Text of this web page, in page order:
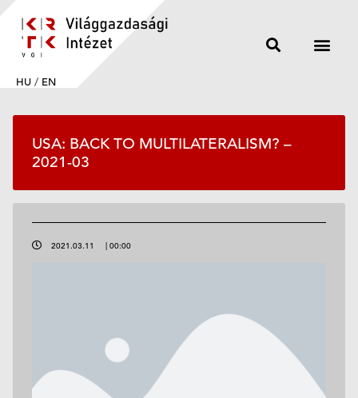
HU / EN
USA: BACK TO MULTILATERALISM? –
2021-03
2021.03.11 | 00:00